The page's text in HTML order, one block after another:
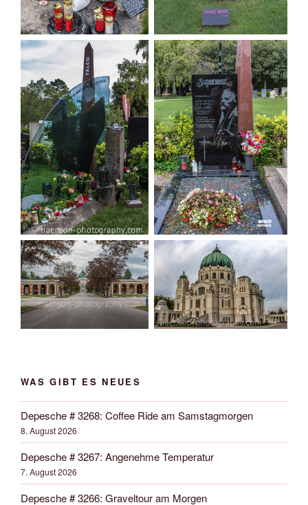
WAS GIBT ES NEUES
Depesche # 3268: Coffee Ride am Samstagmorgen
8. August 2026
Depesche # 3267: Angenehme Temperatur
7. August 2026
Depesche # 3266: Graveltour am Morgen